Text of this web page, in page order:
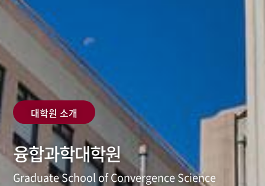
대학원 소개
융합과학대학원
Graduate School of Convergence Science